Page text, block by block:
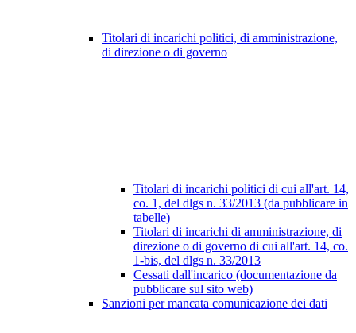
Titolari di incarichi politici, di amministrazione,
di direzione o di governo
Titolari di incarichi politici di cui all'art. 14,
co. 1, del dlgs n. 33/2013 (da pubblicare in
tabelle)
Titolari di incarichi di amministrazione, di
direzione o di governo di cui all'art. 14, co.
1-bis, del dlgs n. 33/2013
Cessati dall'incarico (documentazione da
pubblicare sul sito web)
Sanzioni per mancata comunicazione dei dati